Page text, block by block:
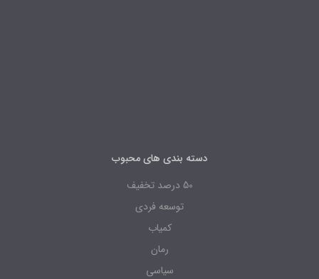
دسته بندی های محبوب
50 درصد تخفیف
توسعه فردی
کمیاب
رمان
سیاسی